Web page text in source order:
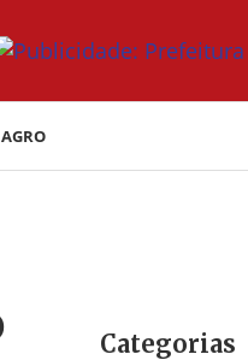
AGRO
Categorias